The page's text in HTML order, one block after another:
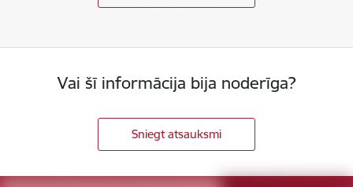
Vai šī informācija bija noderīga?
Sniegt atsauksmi